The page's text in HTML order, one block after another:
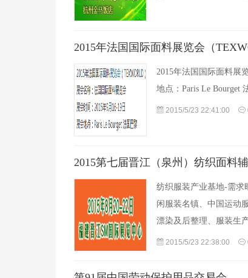
2015年法国国际面料展览会（
2015年法国国际面料展
地点：Paris Le Bourget
2015/5/23 22:41:00
2015第七届晋江（泉州）纺织面料
纺织服装产业基地-需求
闲服装名镇、中国运动
漂染及后整理、服装生
2015/5/23 22:38:00